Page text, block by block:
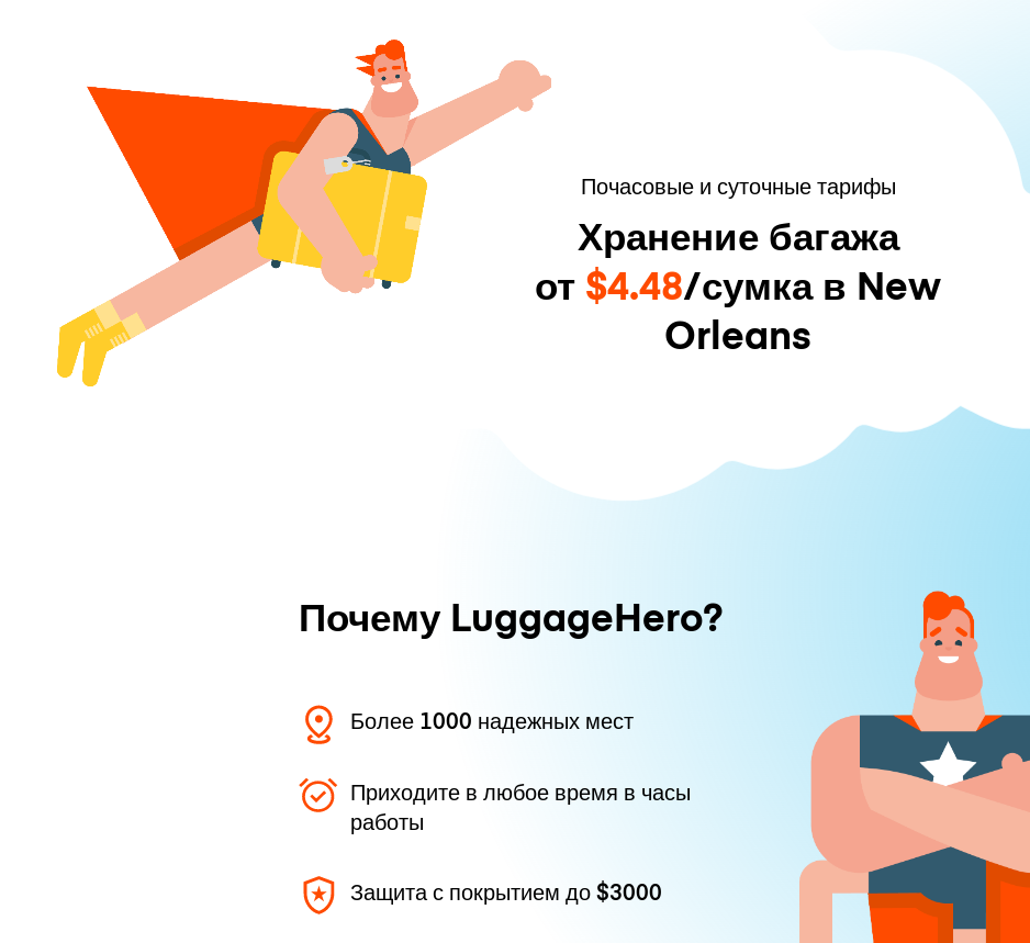
Почасовые и суточные тарифы
Хранение багажа
от $4.48/сумка в New
Orleans
Почему LuggageHero?
Более 1000 надежных мест
Приходите в любое время в часы
работы
Защита с покрытием до$3000